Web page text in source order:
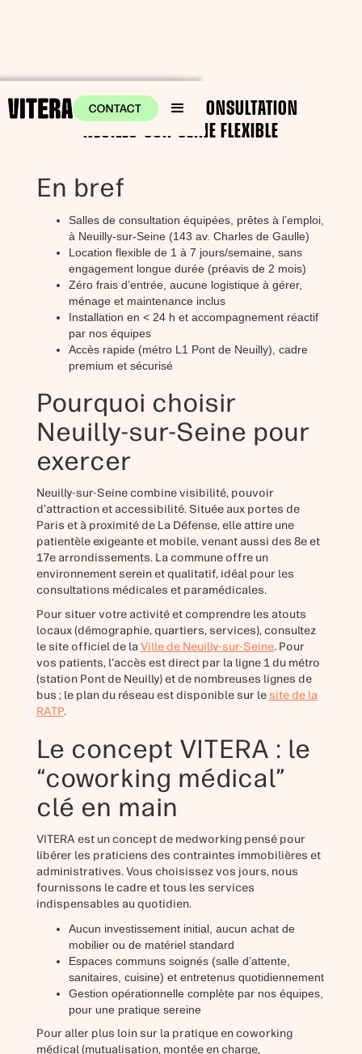
CONTACT
LOCATION SALLE DE CONSULTATION
NEUILLY-SUR-SEINE FLEXIBLE
En bref
Salles de consultation équipées, prêtes à l’emploi,
à Neuilly-sur-Seine (143 av. Charles de Gaulle)
Location flexible de 1 à 7 jours/semaine, sans
engagement longue durée (préavis de 2 mois)
Zéro frais d’entrée, aucune logistique à gérer,
ménage et maintenance inclus
Installation en < 24 h et accompagnement réactif
par nos équipes
Accès rapide (métro L1 Pont de Neuilly), cadre
premium et sécurisé
Pourquoi choisir
Neuilly-sur-Seine pour
exercer
Neuilly-sur-Seine combine visibilité, pouvoir
d’attraction et accessibilité. Située aux portes de
Paris et à proximité de La Défense, elle attire une
patientèle exigeante et mobile, venant aussi des 8e et
17e arrondissements. La commune offre un
environnement serein et qualitatif, idéal pour les
consultations médicales et paramédicales.
Pour situer votre activité et comprendre les atouts
locaux (démographie, quartiers, services), consultez
le site officiel de la Ville de Neuilly-sur-Seine. Pour
vos patients, l’accès est direct par la ligne 1 du métro
(station Pont de Neuilly) et de nombreuses lignes de
bus ; le plan du réseau est disponible sur le site de la
RATP.
Le concept VITERA : le
“coworking médical”
clé en main
VITERA est un concept de medworking pensé pour
libérer les praticiens des contraintes immobilières et
administratives. Vous choisissez vos jours, nous
fournissons le cadre et tous les services
indispensables au quotidien.
Aucun investissement initial, aucun achat de
mobilier ou de matériel standard
Espaces communs soignés (salle d’attente,
sanitaires, cuisine) et entretenus quotidiennement
Gestion opérationnelle complète par nos équipes,
pour une pratique sereine
Pour aller plus loin sur la pratique en coworking
médical (mutualisation, montée en charge,